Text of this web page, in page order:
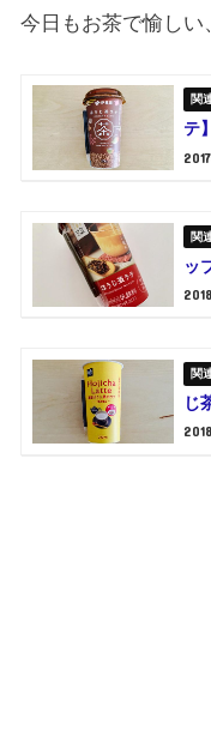
今日もお茶で愉しい
テ
ッ
じ